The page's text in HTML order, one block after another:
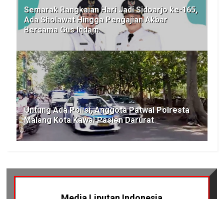
Semarak Rangkaian Hari Jadi Sidoarjo ke-165,
Ada Sholawat Hingga Pengajian Akbar
Bersama Gus Iqdam
Untung Ada Polisi, Anggota Patwal Polresta
Malang Kota Kawal Pasien Darurat